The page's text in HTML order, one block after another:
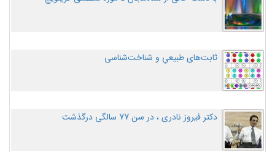
ثابت‌های طبیعیِ و شناخت‌شناسی
دکتر فیروز نادری ، در سن 77 سالگی درگذشت